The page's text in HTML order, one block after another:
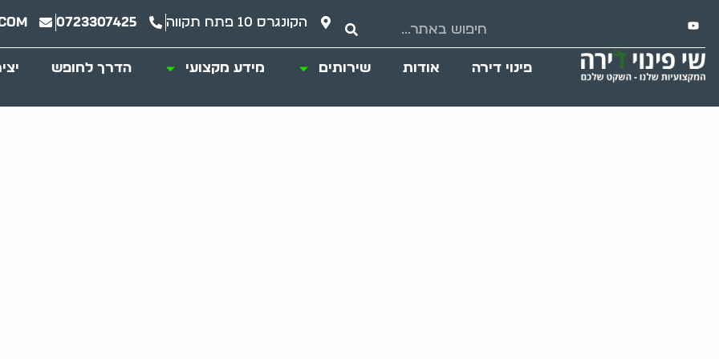
הקונגרס 10 פתח תקווה 0723307425
פינוי דירה אודות שירותים מידע מקצועי הדרך לחופש